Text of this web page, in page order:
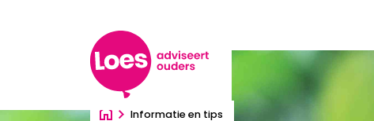
Informatie en tips